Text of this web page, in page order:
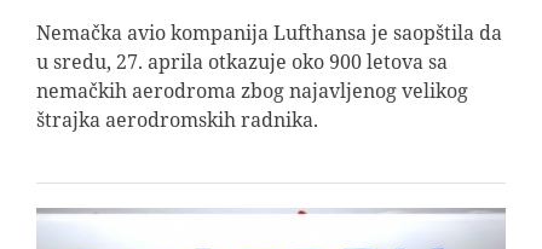
Nemačka avio kompanija Lufthansa je saopštila da
u sredu, 27. aprila otkazuje oko 900 letova sa
nemačkih aerodroma zbog najavljenog velikog
štrajka aerodromskih radnika.